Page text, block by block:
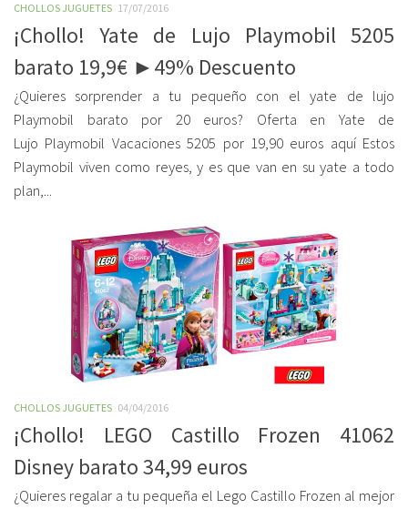
CHOLLOS JUGUETES 17/07/2016
¡Chollo! Yate de Lujo Playmobil 5205
barato 19,9€ ►49% Descuento
¿Quieres sorprender a tu pequeño con el yate de lujo
Playmobil barato por 20 euros? Oferta en Yate de
Lujo Playmobil Vacaciones 5205 por 19,90 euros aquí Estos
Playmobil viven como reyes, y es que van en su yate a todo
plan,...
CHOLLOS JUGUETES 04/04/2016
¡Chollo! LEGO Castillo Frozen 41062
Disney barato 34,99 euros
¿Quieres regalar a tu pequeña el Lego Castillo Frozen al mejor